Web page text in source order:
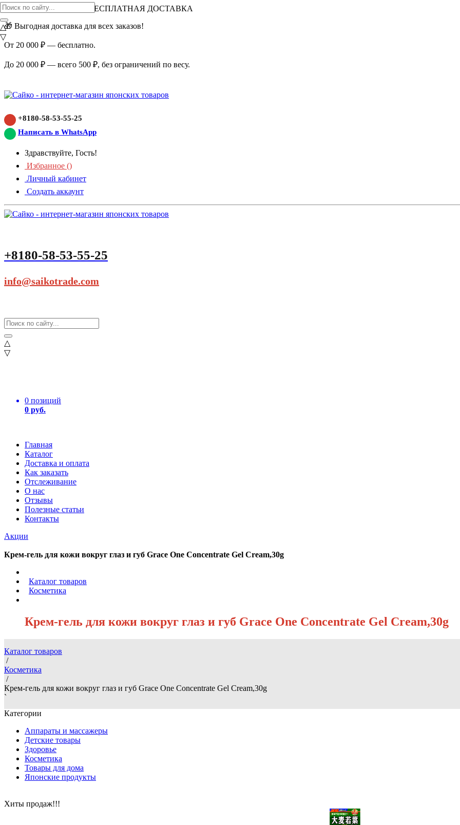
ВНИМАНИЕ АКЦИЯ!
БЕСПЛАТНАЯ ДОСТАВКА
🎁 Выгодная доставка для всех заказов!
От 20 000 ₽ — бесплатно.
До 20 000 ₽ — всего 500 ₽, без ограничений по весу.
+8180-58-53-55-25
Написать в WhatsApp
Здравствуйте, Гость!
Избранное ()
Личный кабинет
Создать аккаунт
+8180-58-53-55-25
info@saikotrade.com
△
▽
0 позиций
0 руб.
Главная
Каталог
Доставка и оплата
Как заказать
Отслеживание
О нас
Отзывы
Полезные статьи
Контакты
Акции
△
▽
Крем-гель для кожи вокруг глаз и губ Grace One Concentrate Gel Cream,30g
Каталог товаров
Косметика
Крем-гель для кожи вокруг глаз и губ Grace One Concentrate Gel Cream,30g
Каталог товаров
/
Косметика
/
Крем-гель для кожи вокруг глаз и губ Grace One Concentrate Gel Cream,30g
`
Категории
Аппараты и массажеры
Детские товары
Здоровье
Косметика
Товары для дома
Японские продукты
Хиты продаж!!!